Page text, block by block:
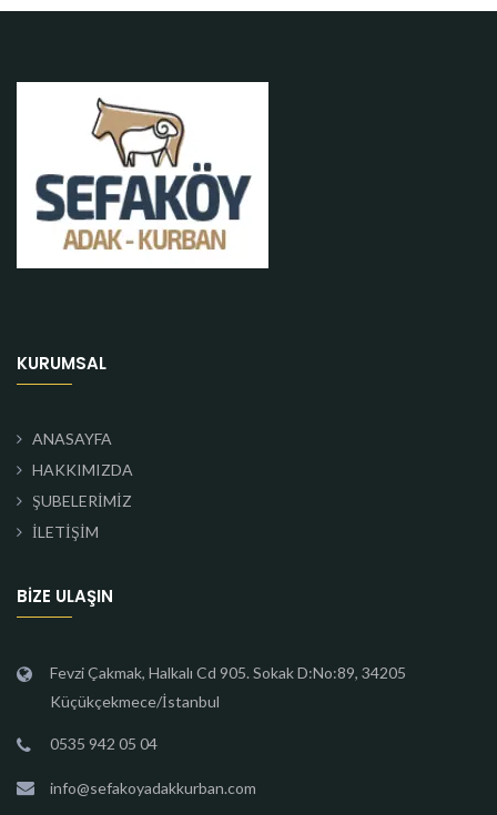
KURUMSAL
ANASAYFA
HAKKIMIZDA
ŞUBELERİMİZ
İLETİŞİM
BIZE ULAŞIN
Fevzi Çakmak, Halkalı Cd 905. Sokak D:No:89, 34205
Küçükçekmece/İstanbul
0535 942 05 04
info@sefakoyadakkurban.com